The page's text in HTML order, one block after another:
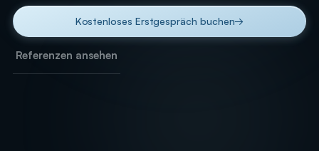
Kostenloses Erstgespräch buchen→
Referenzen ansehen